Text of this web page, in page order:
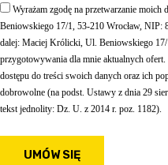
Wyrażam zgodę na przetwarzanie
Beniowskiego 17/1, 53-210 Wrocław, NIP:
dalej: Maciej Królicki, Ul. Beniowskiego
przygotowywania dla mnie aktualnych
dostępu do treści swoich danych oraz ich
dobrowolne (na podst. Ustawy z dnia 29
tekst jednolity: Dz. U. z 2014 r. poz. 1182).